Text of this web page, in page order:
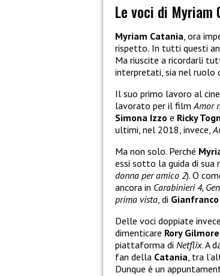
Le voci di Myriam
Myriam Catania, ora
rispetto. In tutti questi
Ma riuscite a ricordarli
interpretati, sia nel ruolo
Il suo primo lavoro al
lavorato per il filmAmor
Simona Izzo e Ricky
ultimi, nel 2018, invece,
Ma non solo. Perché
essi sotto la guida di sua
donna per amico 2). O
ancora in Carabinieri 4,
prima vista, di
Delle voci doppiate
dimenticare Rory Gilmore
piattaforma di Netflix. A
fan della Catania, tra
Dunque è un